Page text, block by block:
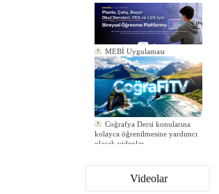
MEBİ Uygulaması
Coğrafya Dersi konularına
kolayca öğrenilmesine yardımcı
olacak videolar
Videolar